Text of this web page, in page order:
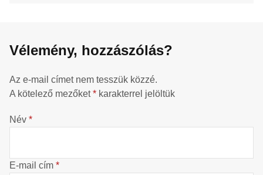
Vélemény, hozzászólás?
Az e-mail címet nem tesszük közzé.
A kötelező mezőket* karakterrel jelöltük
Név *
E-mail cím *